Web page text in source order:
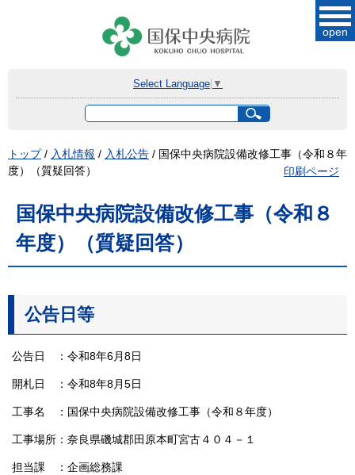
Select Language ▼
内
検
open
現
在
位
置：
トップ/ 入札情報 / 入札公告 / 国保中央病院設備改修工事（令和８年
度）（質疑回答）
印刷ページ
国保中央病院設備改修工事（令和８
年度）（質疑回答）
公告日等
公告日 ：令和8年6月8日
開札日 ：令和8年8月5日
工事名 ：国保中央病院設備改修工事（令和８年度）
工事場所：奈良県磯城郡田原本町宮古４０４－１
担当課 ：企画総務課